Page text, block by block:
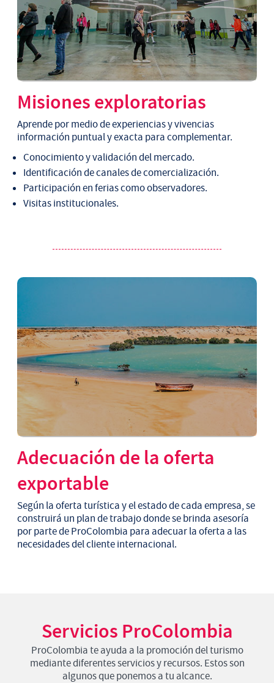
Misiones exploratorias
Aprende por medio de experiencias y vivencias
información puntual y exacta para complementar.
Conocimiento y validación del mercado.
Identificación de canales de comercialización.
Participación en ferias como observadores.
Visitas institucionales.
Adecuación de la oferta
exportable
Según la oferta turística y el estado de cada empresa, se
construirá un plan de trabajo donde se brinda asesoría
por parte de ProColombia para adecuar la oferta a las
necesidades del cliente internacional.
Servicios ProColombia
ProColombia te ayuda a la promoción del turismo
mediante diferentes servicios y recursos. Estos son
algunos que ponemos a tu alcance.